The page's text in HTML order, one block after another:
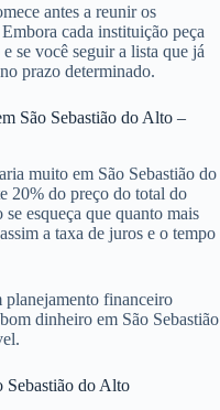
antes a reunir os
cada instituição peça
se você seguir a lista que já
prazo determinado.
São Sebastião do Alto –
muito em São Sebastião do
20% do preço do total do
esqueça que quanto mais
a taxa de juros e o tempo
planejamento financeiro
dinheiro em São Sebastião
Sebastião do Alto